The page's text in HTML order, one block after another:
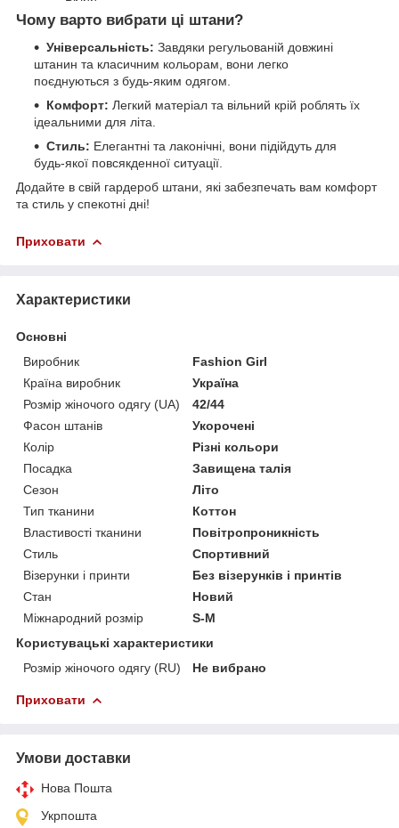
Чому варто вибрати ці штани?
Універсальність: Завдяки регульованій довжині
штанин та класичним кольорам, вони легко
поєднуються з будь-яким одягом.
Комфорт: Легкий матеріал та вільний крій роблять їх
ідеальними для літа.
Стиль: Елегантні та лаконічні, вони підійдуть для
будь-якої повсякденної ситуації.
Додайте в свій гардероб штани, які забезпечать вам комфорт
та стиль у спекотні дні!
Приховати
Характеристики
Основні
Виробник
Fashion Girl
Країна виробник
Україна
Розмір жіночого одягу (UA)
42/44
Фасон штанів
Укорочені
Колір
Різні кольори
Посадка
Завищена талія
Сезон
Літо
Тип тканини
Коттон
Властивості тканини
Повітропроникність
Стиль
Спортивний
Візерунки і принти
Без візерунків і принтів
Стан
Новий
Міжнародний розмір
S-M
Користувацькі характеристики
Розмір жіночого одягу (RU)
Не вибрано
Приховати
Умови доставки
Нова Пошта
Укрпошта